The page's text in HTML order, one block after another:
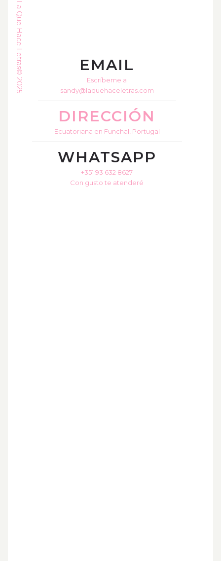
La Que Hace Letras© 2025 EMAIL
Escríbeme a
sandy@laquehaceletras.com
DIRECCIÓN
Ecuatoriana en Funchal, Portugal
WHATSAPP
+351 93 632 8627
Con gusto te atenderé